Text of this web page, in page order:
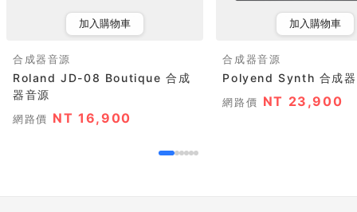
加入購物車
合成器音源
Roland JD-08 Boutique 合成
器音源
網路價 NT 16,900
加入購物車
合成器音源
Polyend Synth 合成
網路價 NT 23,900